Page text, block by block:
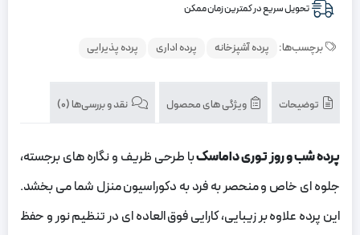
تحویل سریع در کمترین زمان ممکن
برچسب‌ها: پرده آشپزخانه پرده اداری پرده پذیرایی
توضیحات ویژگی های محصول نقد و بررسی‌ها (0)
پرده شب و روز توری داماسکبا طرحی ظریف و نگاره‌ های برجسته،
جلوه‌ ای خاص و منحصر به فرد به دکوراسیون منزل شما می‌ بخشد.
این پرده علاوه بر زیبایی، کارایی فوق‌ العاده‌ ای در تنظیم نور و حفظ